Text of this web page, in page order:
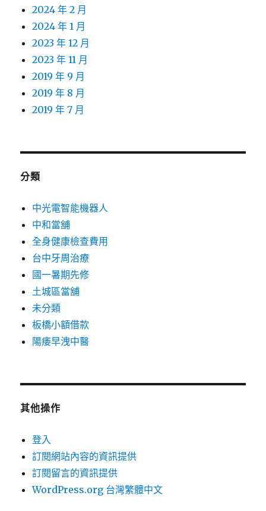
2024 年 2 月
2024 年 1 月
2023 年 12 月
2023 年 11 月
2019 年 9 月
2019 年 8 月
2019 年 7 月
分類
中光電智能機器人
中和當舖
全身健康檢查費用
台中牙周治療
國一暑期先修
土城區當舖
未分類
板橋小額借款
陽痿早洩中醫
其他操作
登入
訂閱網站內容的資訊提供
訂閱留言的資訊提供
WordPress.org 台灣繁體中文